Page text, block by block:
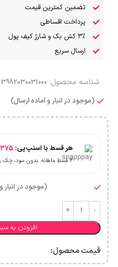
تضمین کمترین قیمت
پرداخت اقساطی
۳٪ کش بک و شارژ کیف پول
ارسال سریع
شناسه محصول: 3982030031000
(موجود در انبار و آماده ارسال)
هر قسط با اسنپ‌پی:
۴ قسط ماهانه. بدون سود، چک و ضامن.
(موجود در انبار
افزودن به
قیمت محصول:​